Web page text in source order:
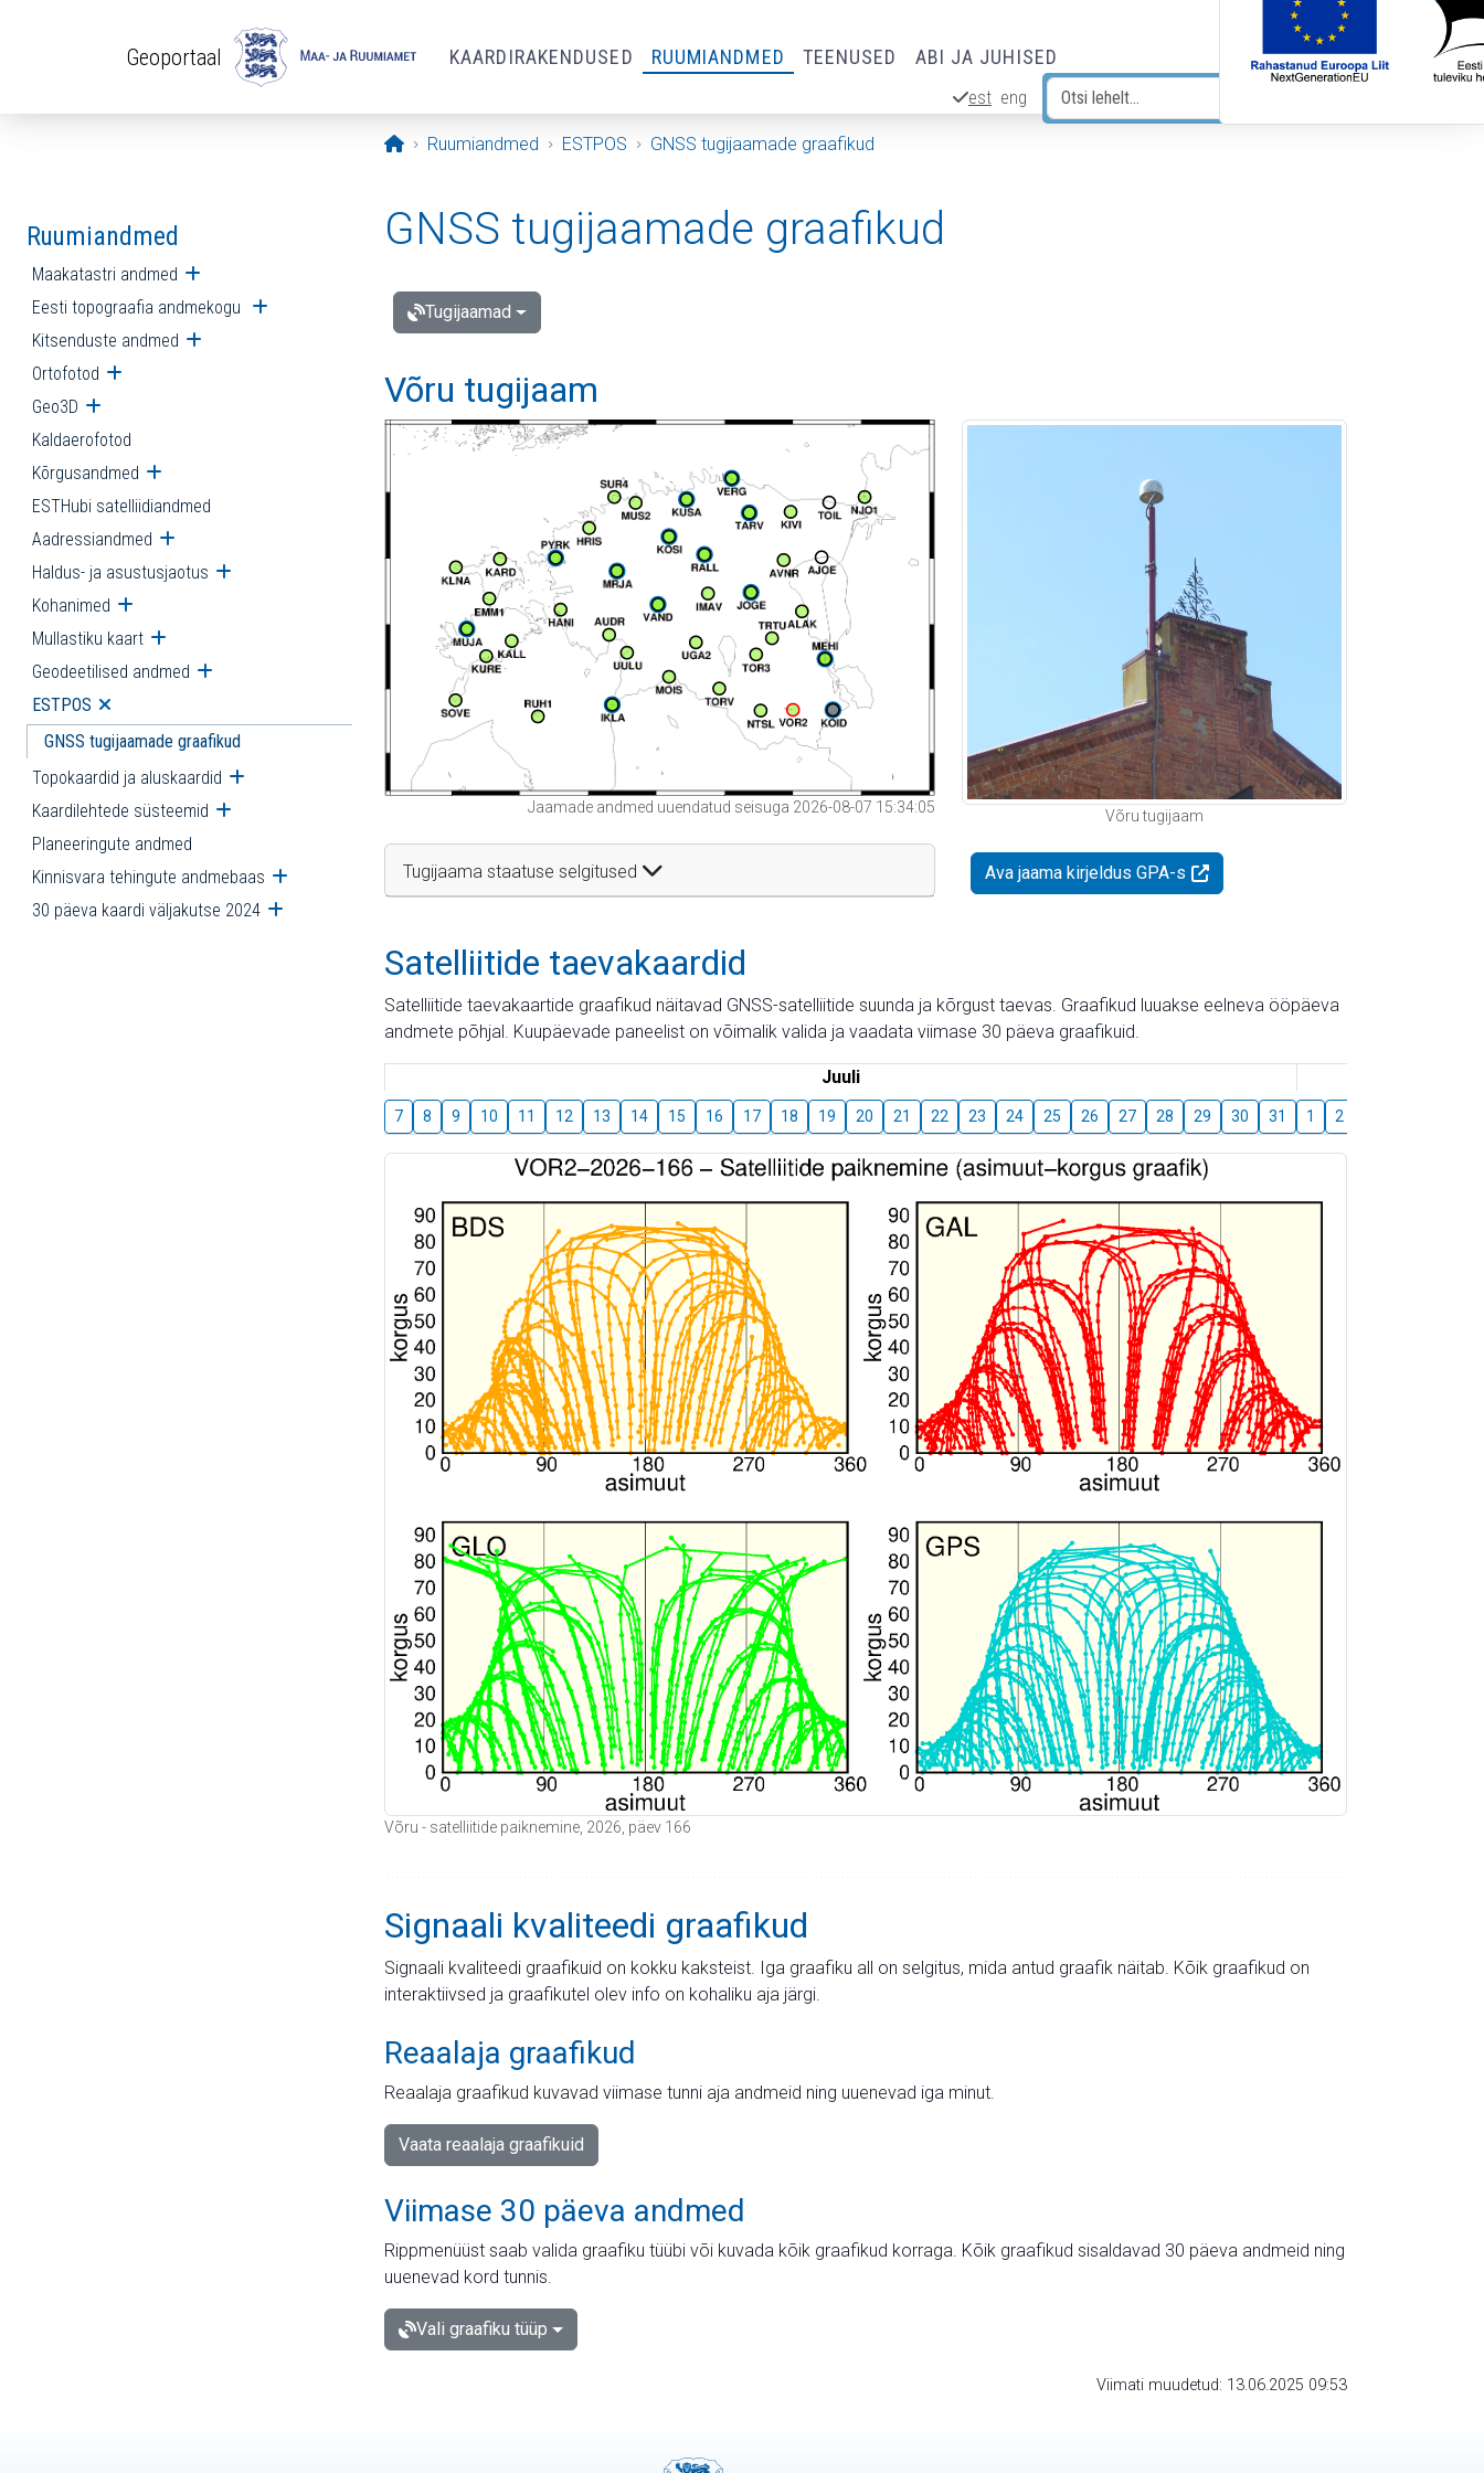
Geoportaal KAARDIRAKENDUSED RUUMIANDMED TEENUSED ABI JA JUHISED
est eng
Avaleht
Ruumiandmed ESTPOS GNSS tugijaamade graafikud
Ruumiandmed
Maakatastri andmed Ava alammenüü
Eesti topograafia andmekogu Ava alammenüü
Kitsenduste andmed Ava alammenüü
Ortofotod Ava alammenüü
Geo3D Ava alammenüü
Kaldaerofotod
Kõrgusandmed Ava alammenüü
ESTHubi satelliidiandmed
Aadressiandmed Ava alammenüü
Haldus- ja asustusjaotus Ava alammenüü
Kohanimed Ava alammenüü
Mullastiku kaart Ava alammenüü
Geodeetilised andmed Ava alammenüü
ESTPOS Ava alammenüü
GNSS tugijaamade graafikud
Topokaardid ja aluskaardid Ava alammenüü
Kaardilehtede süsteemid Ava alammenüü
Planeeringute andmed
Kinnisvara tehingute andmebaas Ava alammenüü
30 päeva kaardi väljakutse 2024 Ava alammenüü
GNSS tugijaamade graafikud
Tugijaamad
Võru tugijaam
Jaamade andmed uuendatud seisuga 2026-08-07 15:34:05
Tugijaama staatuse selgitused
Võru tugijaam
Ava jaama kirjeldus GPA-s
Satelliitide taevakaardid
Satelliitide taevakaartide graafikud näitavad GNSS-satelliitide suunda ja kõrgust taevas. Graafikud luuakse eelneva ööpäeva
andmete põhjal. Kuupäevade paneelist on võimalik valida ja vaadata viimase 30 päeva graafikuid.
Juuli
7 8 9 10 11 12 13 14 15 16 17 18 19 20 21 22 23 24 25 26 27 28 29 30 31 1 2
Võru - satelliitide paiknemine, 2026, päev 166
Signaali kvaliteedi graafikud
Signaali kvaliteedi graafikuid on kokku kaksteist. Iga graafiku all on selgitus, mida antud graafik näitab. Kõik graafikud on
interaktiivsed ja graafikutel olev info on kohaliku aja järgi.
Reaalaja graafikud
Reaalaja graafikud kuvavad viimase tunni aja andmeid ning uuenevad iga minut.
Vaata reaalaja graafikuid
Viimase 30 päeva andmed
Rippmenüüst saab valida graafiku tüübi või kuvada kõik graafikud korraga. Kõik graafikud sisaldavad 30 päeva andmeid ning
uuenevad kord tunnis.
Vali graafiku tüüp
Viimati muudetud: 13.06.2025 09:53